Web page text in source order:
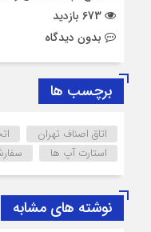
بدون دیدگاه
برچسب ها
اتاق اصناف تهران
استارت آپ ها
نوشته های مشابه